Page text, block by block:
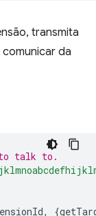
transmita
da
to talk to.
, {